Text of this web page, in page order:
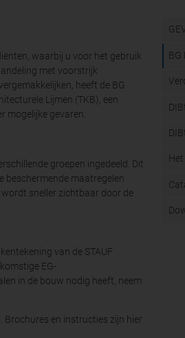
waarbij u voor het gebruik
met voorstrijk
heeft de BG
Lijmen (TKB), een
mogelijke gevaren.
groepen ingedeeld. Dit
beschermende maatregelen
sneller zichtbaar door de
van de STAUF
EG-
in de bouw nodig heeft, neem
Brochures en instructies zijn hier
BG